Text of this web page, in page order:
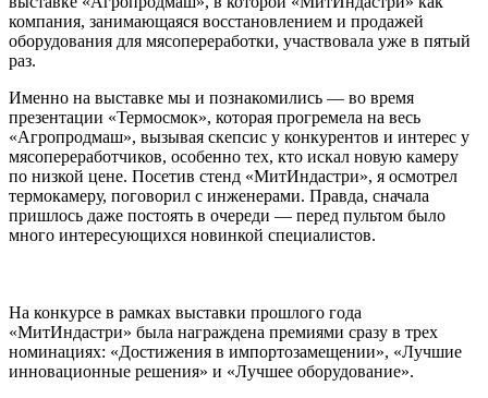
компания, занимающаяся восстановлением и продажей
оборудования для мясопереработки, участвовала уже в пятый
раз.
Именно на выставке мы и познакомились — во время
презентации «Термосмок», которая прогремела на весь
«Агропродмаш», вызывая скепсис у конкурентов и интерес у
мясопереработчиков, особенно тех, кто искал новую камеру
по низкой цене. Посетив стенд «МитИндастри», я осмотрел
термокамеру, поговорил с инженерами. Правда, сначала
пришлось даже постоять в очереди — перед пультом было
много интересующихся новинкой специалистов.
На конкурсе в рамках выставки прошлого года
«МитИндастри» была награждена премиями сразу в трех
номинациях: «Достижения в импортозамещении», «Лучшие
инновационные решения» и «Лучшее оборудование».